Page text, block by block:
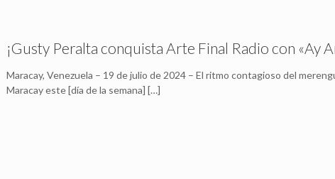
¡Gusty Peralta conquista Arte Final Radio con «Ay
Maracay, Venezuela – 19 de julio de 2024 – El ritmo contagioso del
Maracay este [día de la semana] […]